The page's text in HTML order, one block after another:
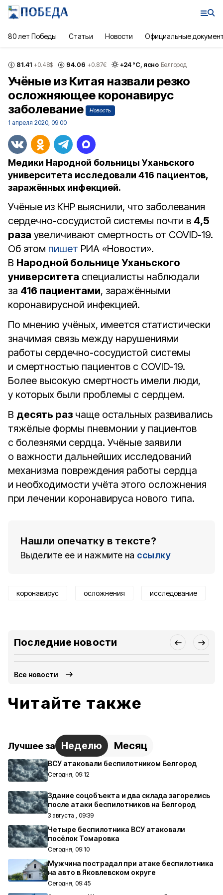
80 лет Победы Статьи Новости Официальные
81.41 +0.48$ 94.06 +0.87€ +24°С, ясно Белгород
Учёные из Китая назвали резко
осложняющее коронавирус
заболевание
Новость
1 апреля 2020, 09:00
Медики Народной больницы Уханьского
университета исследовали 416 пациентов,
заражённых инфекцией.
Учёные из КНР выяснили, что заболевания
сердечно-сосудистой системы почти в 4,5
раза увеличивают смертность от COVID-19.
Об этом пишет РИА «Новости».
В Народной больнице Уханьского
университета специалисты наблюдали
за 416 пациентами, заражёнными
коронавирусной инфекцией.
По мнению учёных, имеется статистически
значимая связь между нарушениями
работы сердечно-сосудистой системы
и смертностью пациентов с COVID-19.
Более высокую смертность имели люди,
у которых были проблемы с сердцем.
В десять раз чаще остальных развивались
тяжёлые формы пневмонии у пациентов
с болезнями сердца. Учёные заявили
о важности дальнейших исследований
механизма повреждения работы сердца
и необходимости учёта этого осложнения
при лечении коронавируса нового типа.
Нашли опечатку в тексте?
Выделите ее и нажмите на ссылку
коронавирус осложнения исследование
Последние новости
Все новости
Читайте также
Лучшее за Неделю Месяц
ВСУ атаковали беспилотником Белгород
Сегодня, 09:12
Здание соцобъекта и два склада загорелись
после атаки беспилотников на Белгород
3 августа , 09:39
Четыре беспилотника ВСУ атаковали
посёлок Томаровка
Сегодня, 09:10
Мужчина пострадал при атаке беспилотника
на авто в Яковлевском округе
Сегодня, 09:45